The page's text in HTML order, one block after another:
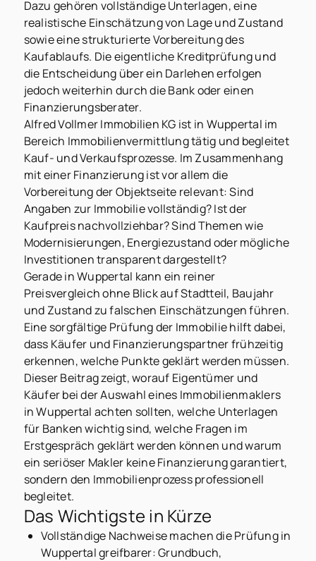
Dazu gehören vollständige Unterlagen, eine
realistische Einschätzung von Lage und Zustand
sowie eine strukturierte Vorbereitung des
Kaufablaufs. Die eigentliche Kreditprüfung und
die Entscheidung über ein Darlehen erfolgen
jedoch weiterhin durch die Bank oder einen
Finanzierungsberater.
Alfred Vollmer Immobilien KG ist in Wuppertal im
Bereich Immobilienvermittlung tätig und begleitet
Kauf- und Verkaufsprozesse. Im Zusammenhang
mit einer Finanzierung ist vor allem die
Vorbereitung der Objektseite relevant: Sind
Angaben zur Immobilie vollständig? Ist der
Kaufpreis nachvollziehbar? Sind Themen wie
Modernisierungen, Energiezustand oder mögliche
Investitionen transparent dargestellt?
Gerade in Wuppertal kann ein reiner
Preisvergleich ohne Blick auf Stadtteil, Baujahr
und Zustand zu falschen Einschätzungen führen.
Eine sorgfältige Prüfung der Immobilie hilft dabei,
dass Käufer und Finanzierungspartner frühzeitig
erkennen, welche Punkte geklärt werden müssen.
Dieser Beitrag zeigt, worauf Eigentümer und
Käufer bei der Auswahl eines Immobilienmaklers
in Wuppertal achten sollten, welche Unterlagen
für Banken wichtig sind, welche Fragen im
Erstgespräch geklärt werden können und warum
ein seriöser Makler keine Finanzierung garantiert,
sondern den Immobilienprozess professionell
begleitet.
Das Wichtigste in Kürze
Vollständige Nachweise machen die Prüfung in
Wuppertal greifbarer: Grundbuch,